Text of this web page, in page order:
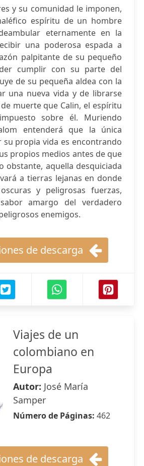
y su comunidad le imponen,
espíritu de un hombre
eternamente en la
una poderosa espada a
palpitante de su pequeño
cumplir con su parte del
de su pequeña aldea con la
una nueva vida y de librarse
muerte que Calin, el espíritu
sobre él. Muriendo
entenderá que la única
su propia vida es encontrando
propios medios antes de que
obstante, aquella desquiciada
a tierras lejanas en donde
y peligrosas fuerzas,
amargo del verdadero
enemigos.
de descarga
Viajes de un
colombiano en
Europa
Autor: José María
Samper
Número de Páginas: 462
de descarga